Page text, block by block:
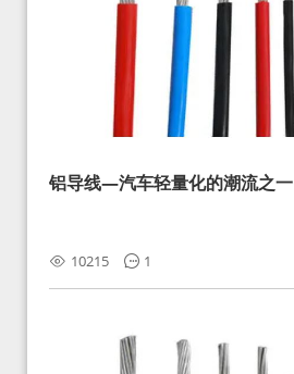
铝导线—汽车轻量化的潮流之一
10215 1